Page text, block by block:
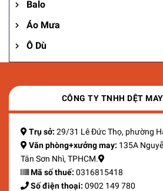
Balo
Áo Mưa
Ô Dù
CÔNG TY TNHH DỆT
Trụ sở: 29/31 Lê Đức Thọ, phường
Văn phòng+xưởng may: 135A
Tân Sơn Nhì, TPHCM.
Mã số thuế: 0316815418
Số điện thoại: 0902 149 780